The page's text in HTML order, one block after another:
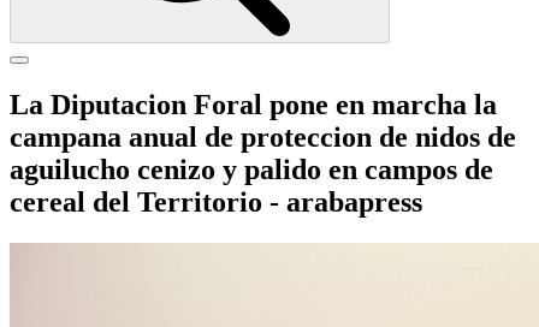
La Diputacion Foral pone en marcha la
campana anual de proteccion de nidos de
aguilucho cenizo y palido en campos de
cereal del Territorio - arabapress